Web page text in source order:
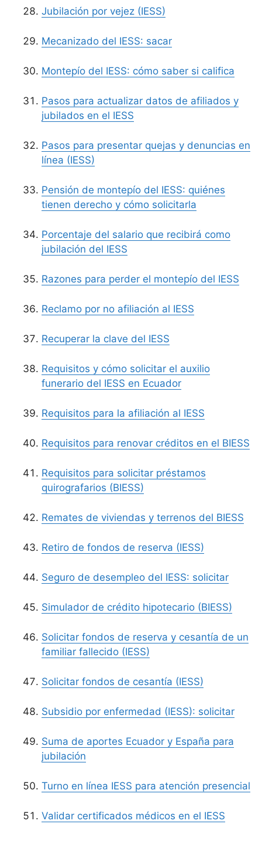
Jubilación por vejez (IESS)
Mecanizado del IESS: sacar
Montepío del IESS: cómo saber si califica
Pasos para actualizar datos de afiliados y
jubilados en el IESS
Pasos para presentar quejas y denuncias en
línea (IESS)
Pensión de montepío del IESS: quiénes
tienen derecho y cómo solicitarla
Porcentaje del salario que recibirá como
jubilación del IESS
Razones para perder el montepío del IESS
Reclamo por no afiliación al IESS
Recuperar la clave del IESS
Requisitos y cómo solicitar el auxilio
funerario del IESS en Ecuador
Requisitos para la afiliación al IESS
Requisitos para renovar créditos en el BIESS
Requisitos para solicitar préstamos
quirografarios (BIESS)
Remates de viviendas y terrenos del BIESS
Retiro de fondos de reserva (IESS)
Seguro de desempleo del IESS: solicitar
Simulador de crédito hipotecario (BIESS)
Solicitar fondos de reserva y cesantía de un
familiar fallecido (IESS)
Solicitar fondos de cesantía (IESS)
Subsidio por enfermedad (IESS): solicitar
Suma de aportes Ecuador y España para
jubilación
Turno en línea IESS para atención presencial
Validar certificados médicos en el IESS